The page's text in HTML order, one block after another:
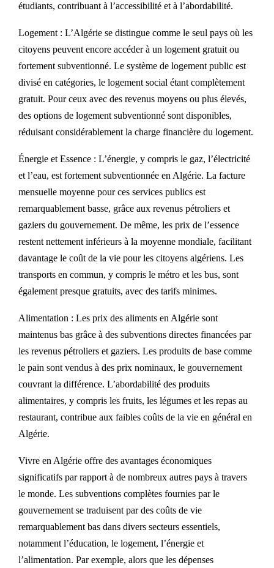
étudiants, contribuant à l’accessibilité et à l’abordabilité.
Logement : L’Algérie se distingue comme le seul pays où les
citoyens peuvent encore accéder à un logement gratuit ou
fortement subventionné. Le système de logement public est
divisé en catégories, le logement social étant complètement
gratuit. Pour ceux avec des revenus moyens ou plus élevés,
des options de logement subventionné sont disponibles,
réduisant considérablement la charge financière du logement.
Énergie et Essence : L’énergie, y compris le gaz, l’électricité
et l’eau, est fortement subventionnée en Algérie. La facture
mensuelle moyenne pour ces services publics est
remarquablement basse, grâce aux revenus pétroliers et
gaziers du gouvernement. De même, les prix de l’essence
restent nettement inférieurs à la moyenne mondiale, facilitant
davantage le coût de la vie pour les citoyens algériens. Les
transports en commun, y compris le métro et les bus, sont
également presque gratuits, avec des tarifs minimes.
Alimentation : Les prix des aliments en Algérie sont
maintenus bas grâce à des subventions directes financées par
les revenus pétroliers et gaziers. Les produits de base comme
le pain sont vendus à des prix nominaux, le gouvernement
couvrant la différence. L’abordabilité des produits
alimentaires, y compris les fruits, les légumes et les repas au
restaurant, contribue aux faibles coûts de la vie en général en
Algérie.
Vivre en Algérie offre des avantages économiques
significatifs par rapport à de nombreux autres pays à travers
le monde. Les subventions complètes fournies par le
gouvernement se traduisent par des coûts de vie
remarquablement bas dans divers secteurs essentiels,
notamment l’éducation, le logement, l’énergie et
l’alimentation. Par exemple, alors que les dépenses